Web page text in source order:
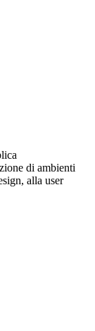
di ambienti
alla user